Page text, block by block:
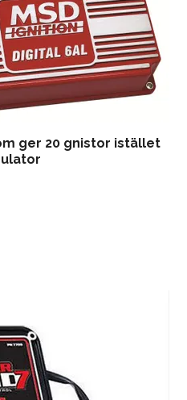
ger 20 gnistor istället